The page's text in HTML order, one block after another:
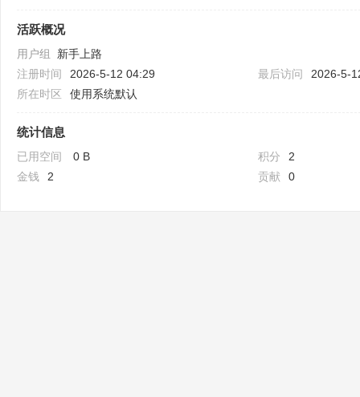
活跃概况
用户组 新手上路
注册时间
2026-5-12 04:29 最后访问
2026-5-
所在时区
使用系统默认
统计信息
已用空间 0 B 积分
2
金钱
2 贡献 0